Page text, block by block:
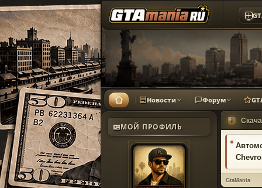
Новости Форум
МОЙ ПРОФИЛЬ
i
GtaMania